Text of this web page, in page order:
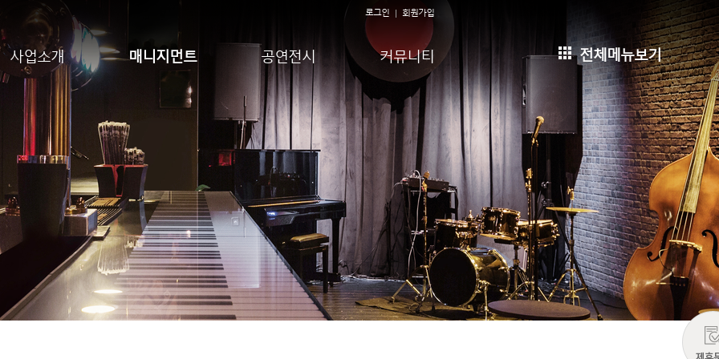
로그인 회원가입
사업소개 매니지먼트 공연전시 커뮤니티 전체메뉴보기